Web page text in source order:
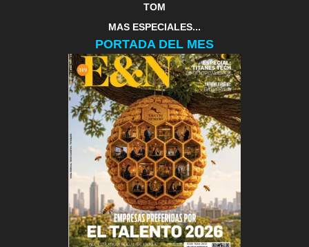
TOM
MAS ESPECIALES...
PORTADA DEL MES